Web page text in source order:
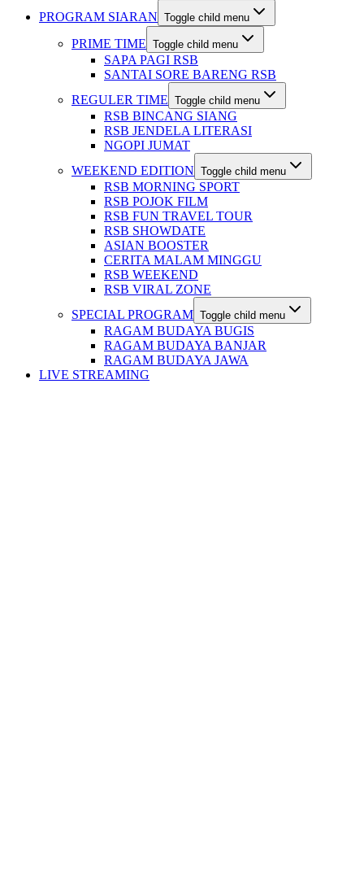
PROGRAM SIARAN Toggle child menu
PRIME TIME Toggle child menu
SAPA PAGI RSB
SANTAI SORE BARENG RSB
REGULER TIME Toggle child menu
RSB BINCANG SIANG
RSB JENDELA LITERASI
NGOPI JUMAT
WEEKEND EDITION Toggle child menu
RSB MORNING SPORT
RSB POJOK FILM
RSB FUN TRAVEL TOUR
RSB SHOWDATE
ASIAN BOOSTER
CERITA MALAM MINGGU
RSB WEEKEND
RSB VIRAL ZONE
SPECIAL PROGRAM Toggle child menu
RAGAM BUDAYA BUGIS
RAGAM BUDAYA BANJAR
RAGAM BUDAYA JAWA
LIVE STREAMING